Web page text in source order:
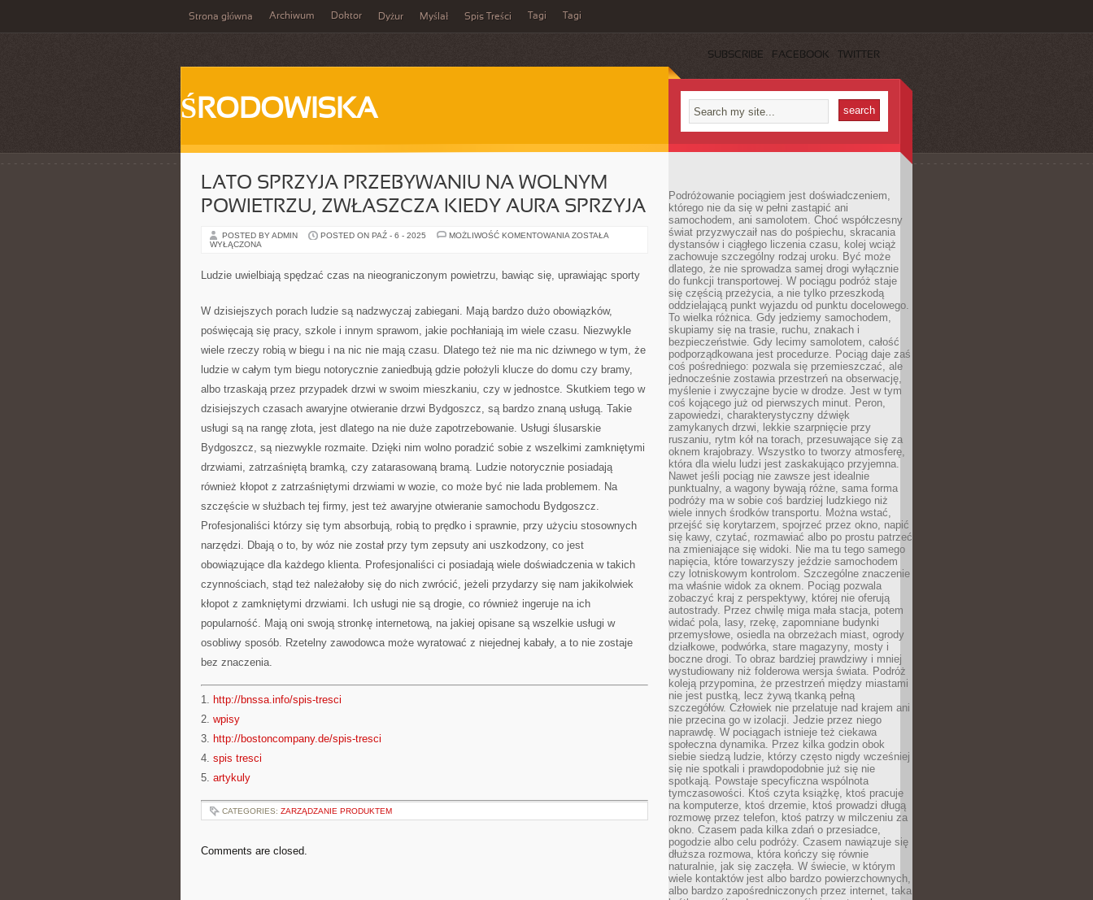
Strona główna Archiwum Doktor Dyżur Myślał Spis Treści Tagi Tagi
SUBSCRIBE FACEBOOK TWITTER
ŚRODOWISKA
LATO SPRZYJA PRZEBYWANIU NA WOLNYM
POWIETRZU, ZWŁASZCZA KIEDY AURA SPRZYJA
POSTED BY ADMIN POSTED ON PAŹ - 6 - 2025 MOŻLIWOŚĆ KOMENTOWANIA LATO
WOLNYM
POWIETRZU,
AURA
SPRZYJA
ZOSTAŁA
WYŁĄCZONA
Ludzie uwielbiają spędzać czas na nieograniczonym powietrzu, bawiąc się, uprawiając sporty
W dzisiejszych porach ludzie są nadzwyczaj zabiegani. Mają bardzo dużo obowiązków,
poświęcają się pracy, szkole i innym sprawom, jakie pochłaniają im wiele czasu. Niezwykle
wiele rzeczy robią w biegu i na nic nie mają czasu. Dlatego też nie ma nic dziwnego w tym, że
ludzie w całym tym biegu notorycznie zaniedbują gdzie położyli klucze do domu czy bramy,
albo trzaskają przez przypadek drzwi w swoim mieszkaniu, czy w jednostce. Skutkiem tego w
dzisiejszych czasach awaryjne otwieranie drzwi Bydgoszcz, są bardzo znaną usługą. Takie
usługi są na rangę złota, jest dlatego na nie duże zapotrzebowanie. Usługi ślusarskie
Bydgoszcz, są niezwykle rozmaite. Dzięki nim wolno poradzić sobie z wszelkimi zamkniętymi
drzwiami, zatrzaśniętą bramką, czy zatarasowaną bramą. Ludzie notorycznie posiadają
również kłopot z zatrzaśniętymi drzwiami w wozie, co może być nie lada problemem. Na
szczęście w służbach tej firmy, jest też awaryjne otwieranie samochodu Bydgoszcz.
Profesjonaliści którzy się tym absorbują, robią to prędko i sprawnie, przy użyciu stosownych
narzędzi. Dbają o to, by wóz nie został przy tym zepsuty ani uszkodzony, co jest
obowiązujące dla każdego klienta. Profesjonaliści ci posiadają wiele doświadczenia w takich
czynnościach, stąd też należałoby się do nich zwrócić, jeżeli przydarzy się nam jakikolwiek
kłopot z zamkniętymi drzwiami. Ich usługi nie są drogie, co również ingeruje na ich
popularność. Mają oni swoją stronkę internetową, na jakiej opisane są wszelkie usługi w
osobliwy sposób. Rzetelny zawodowca może wyratować z niejednej kabały, a to nie zostaje
bez znaczenia.
1. http://bnssa.info/spis-tresci
2. wpisy
3. http://bostoncompany.de/spis-tresci
4. spis tresci
5. artykuly
CATEGORIES: ZARZĄDZANIE PRODUKTEM
Comments are closed.
Podróżowanie pociągiem jest doświadczeniem,
którego nie da się w pełni zastąpić ani
samochodem, ani samolotem. Choć współczesny
świat przyzwyczaił nas do pośpiechu, skracania
dystansów i ciągłego liczenia czasu, kolej wciąż
zachowuje szczególny rodzaj uroku. Być może
dlatego, że nie sprowadza samej drogi wyłącznie
do funkcji transportowej. W pociągu podróż staje
się częścią przeżycia, a nie tylko przeszkodą
oddzielającą punkt wyjazdu od punktu docelowego.
To wielka różnica. Gdy jedziemy samochodem,
skupiamy się na trasie, ruchu, znakach i
bezpieczeństwie. Gdy lecimy samolotem, całość
podporządkowana jest procedurze. Pociąg daje zaś
coś pośredniego: pozwala się przemieszczać, ale
jednocześnie zostawia przestrzeń na obserwację,
myślenie i zwyczajne bycie w drodze. Jest w tym
coś kojącego już od pierwszych minut. Peron,
zapowiedzi, charakterystyczny dźwięk
zamykanych drzwi, lekkie szarpnięcie przy
ruszaniu, rytm kół na torach, przesuwające się za
oknem krajobrazy. Wszystko to tworzy atmosferę,
która dla wielu ludzi jest zaskakująco przyjemna.
Nawet jeśli pociąg nie zawsze jest idealnie
punktualny, a wagony bywają różne, sama forma
podróży ma w sobie coś bardziej ludzkiego niż
wiele innych środków transportu. Można wstać,
przejść się korytarzem, spojrzeć przez okno, napić
się kawy, czytać, rozmawiać albo po prostu patrzeć
na zmieniające się widoki. Nie ma tu tego samego
napięcia, które towarzyszy jeździe samochodem
czy lotniskowym kontrolom. Szczególne znaczenie
ma właśnie widok za oknem. Pociąg pozwala
zobaczyć kraj z perspektywy, której nie oferują
autostrady. Przez chwilę miga mała stacja, potem
widać pola, lasy, rzekę, zapomniane budynki
przemysłowe, osiedla na obrzeżach miast, ogrody
działkowe, podwórka, stare magazyny, mosty i
boczne drogi. To obraz bardziej prawdziwy i mniej
wystudiowany niż folderowa wersja świata. Podróż
koleją przypomina, że przestrzeń między miastami
nie jest pustką, lecz żywą tkanką pełną
szczegółów. Człowiek nie przelatuje nad krajem ani
nie przecina go w izolacji. Jedzie przez niego
naprawdę. W pociągach istnieje też ciekawa
społeczna dynamika. Przez kilka godzin obok
siebie siedzą ludzie, którzy często nigdy wcześniej
się nie spotkali i prawdopodobnie już się nie
spotkają. Powstaje specyficzna wspólnota
tymczasowości. Ktoś czyta książkę, ktoś pracuje
na komputerze, ktoś drzemie, ktoś prowadzi długą
rozmowę przez telefon, ktoś patrzy w milczeniu za
okno. Czasem pada kilka zdań o przesiadce,
pogodzie albo celu podróży. Czasem nawiązuje się
dłuższa rozmowa, która kończy się równie
naturalnie, jak się zaczęła. W świecie, w którym
wiele kontaktów jest albo bardzo powierzchownych,
albo bardzo zapośredniczonych przez internet, taka